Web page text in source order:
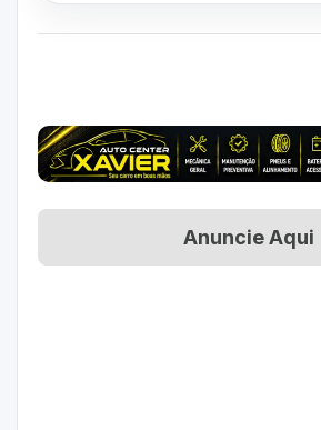
Anuncie Aqui